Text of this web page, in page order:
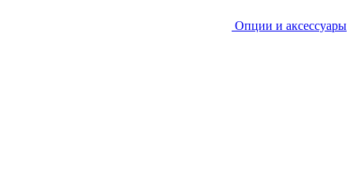
Опции и аксессуары